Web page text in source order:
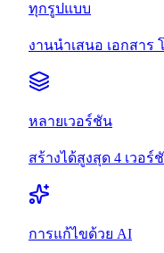
ทุกรูปแบบ
งานนำเสนอ เอกสาร
หลายเวอร์ชัน
สร้างได้สูงสุด 4 เวอร์
การแก้ไขด้วย AI